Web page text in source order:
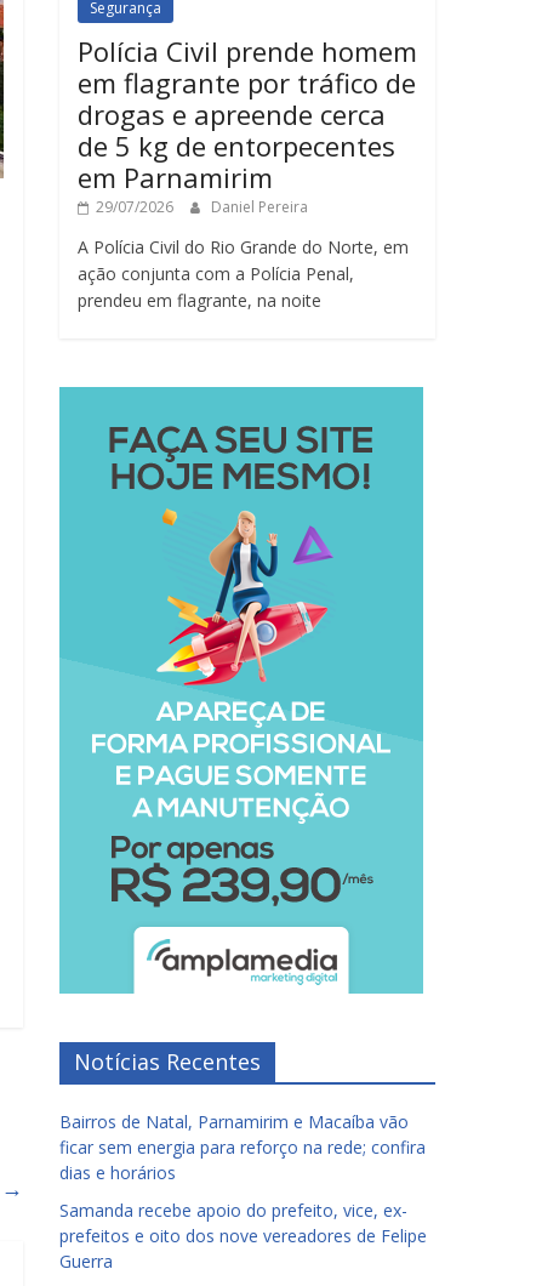
→
Segurança
Polícia Civil prende homem
em flagrante por tráfico de
drogas e apreende cerca
de 5 kg de entorpecentes
em Parnamirim
29/07/2026 Daniel Pereira
A Polícia Civil do Rio Grande do Norte, em
ação conjunta com a Polícia Penal,
prendeu em flagrante, na noite
Notícias Recentes
Bairros de Natal, Parnamirim e Macaíba vão
ficar sem energia para reforço na rede; confira
dias e horários
Samanda recebe apoio do prefeito, vice, ex-
prefeitos e oito dos nove vereadores de Felipe
Guerra